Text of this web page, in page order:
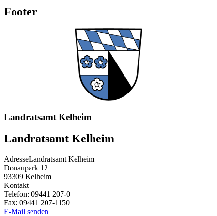
Footer
Landratsamt Kelheim
Landratsamt Kelheim
AdresseLandratsamt Kelheim
Donaupark 12
93309 Kelheim
Kontakt
Telefon: 09441 207-0
Fax: 09441 207-1150
E-Mail senden